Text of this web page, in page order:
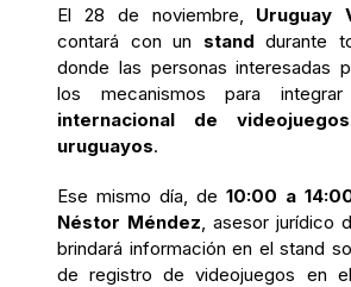
El 28 de noviembre, Uruguay
contará con un stand durante
donde las personas interesadas
los mecanismos para
internacional de
uruguayos.
Ese mismo día, de 10:00 a
Néstor Méndez , asesor jurídico
brindará información en el stand
de registro de videojuegos en el